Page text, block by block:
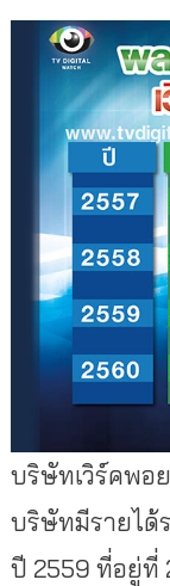
บริษัทเวิร์คพอ
บริษัทมีรายได้
ปี 2559 ที่อยู่ที่